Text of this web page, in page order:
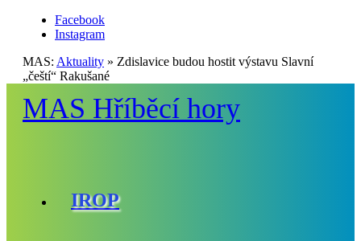
Facebook
Instagram
MAS: Aktuality » Zdislavice budou hostit výstavu Slavní
„čeští“ Rakušané
MAS Hříběcí hory
IROP